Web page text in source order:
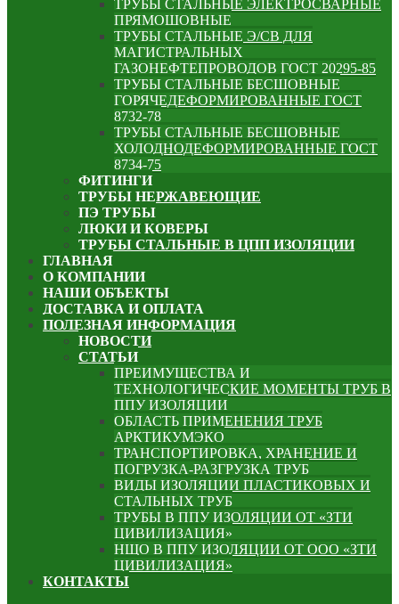
ТРУБЫ СТАЛЬНЫЕ ЭЛЕКТРОСВАРНЫЕ
ПРЯМОШОВНЫЕ
ТРУБЫ СТАЛЬНЫЕ Э/СВ ДЛЯ
МАГИСТРАЛЬНЫХ
ГАЗОНЕФТЕПРОВОДОВ ГОСТ 20295-85
ТРУБЫ СТАЛЬНЫЕ БЕСШОВНЫЕ
ГОРЯЧЕДЕФОРМИРОВАННЫЕ ГОСТ
8732-78
ТРУБЫ СТАЛЬНЫЕ БЕСШОВНЫЕ
ХОЛОДНОДЕФОРМИРОВАННЫЕ ГОСТ
8734-75
ФИТИНГИ
ТРУБЫ НЕРЖАВЕЮЩИЕ
ПЭ ТРУБЫ
ЛЮКИ И КОВЕРЫ
ТРУБЫ СТАЛЬНЫЕ В ЦПП ИЗОЛЯЦИИ
ГЛАВНАЯ
О КОМПАНИИ
НАШИ ОБЪЕКТЫ
ДОСТАВКА И ОПЛАТА
ПОЛЕЗНАЯ ИНФОРМАЦИЯ
НОВОСТИ
СТАТЬИ
ПРЕИМУЩЕСТВА И
ТЕХНОЛОГИЧЕСКИЕ МОМЕНТЫ ТРУБ В
ППУ ИЗОЛЯЦИИ
ОБЛАСТЬ ПРИМЕНЕНИЯ ТРУБ
АРКТИКУМЭКО
ТРАНСПОРТИРОВКА, ХРАНЕНИЕ И
ПОГРУЗКА-РАЗГРУЗКА ТРУБ
ВИДЫ ИЗОЛЯЦИИ ПЛАСТИКОВЫХ И
СТАЛЬНЫХ ТРУБ
ТРУБЫ В ППУ ИЗОЛЯЦИИ ОТ «ЗТИ
ЦИВИЛИЗАЦИЯ»
НЩО В ППУ ИЗОЛЯЦИИ ОТ ООО «ЗТИ
ЦИВИЛИЗАЦИЯ»
КОНТАКТЫ